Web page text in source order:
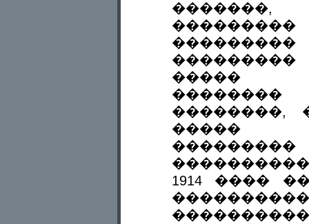
�������,
���������
���������
�����
��������,
�����
���������
1914 ����